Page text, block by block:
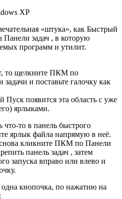
XP
«штука», как Быстрый
Панели задач , в которую
программ и утилит.
то щелкните ПКМ по
и поставьте галочку как
Пуск появится эта область с уже
ярлыками.
то в панель быстрого
ярлык файла напрямую в неё.
кликните ПКМ по Панели
панель задач , затем
запуска вправо или влево и
одна кнопочка, по нажатию на